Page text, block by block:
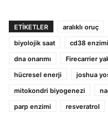
ETIKETLER aralıklı oruç
biyolojik saat
cd38 enzimi
dna onarımı
Firecarrier
hücresel enerji
joshua
mitokondri biyogenezi
parp enzimi
resveratrol